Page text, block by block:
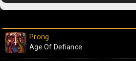
Prong
Age Of Defiance